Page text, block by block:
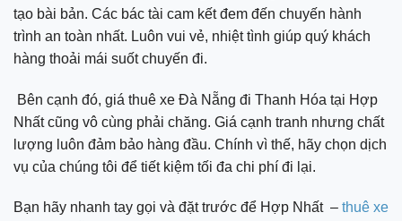
tạo bài bản. Các bác tài cam kết đem đến chuyến hành
trình an toàn nhất. Luôn vui vẻ, nhiệt tình giúp quý khách
hàng thoải mái suốt chuyến đi.
Bên cạnh đó, giá thuê xe Đà Nẵng đi Thanh Hóa tại Hợp
Nhất cũng vô cùng phải chăng. Giá cạnh tranh nhưng chất
lượng luôn đảm bảo hàng đầu. Chính vì thế, hãy chọn dịch
vụ của chúng tôi để tiết kiệm tối đa chi phí đi lại.
Bạn hãy nhanh tay gọi và đặt trước để Hợp Nhất – thuê xe